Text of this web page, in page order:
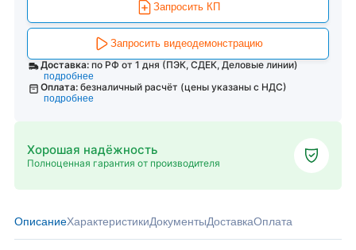
Запросить КП
Запросить видеодемонстрацию
Доставка: по РФ от 1 дня (ПЭК, СДЕК, Деловые линии)
подробнее
Оплата: безналичный расчёт (цены указаны с НДС)
подробнее
Хорошая надёжность
Полноценная гарантия от производителя
ОписаниеХарактеристикиДокументыДоставкаОплата